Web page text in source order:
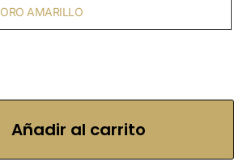
ORO AMARILLO
Añadir al carrito